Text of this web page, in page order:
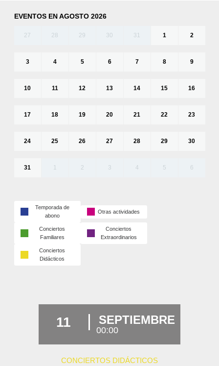
EVENTOS EN AGOSTO 2026
27 28 29 30 31 1 2
3 4 5 6 7 8 9
10 11 12 13 14 15 16
17 18 19 20 21 22 23
24 25 26 27 28 29 30
31 1 2 3 4 5 6
Temporada de
abono
Otras actividades
Conciertos
Familiares
Conciertos
Extraordinarios
Conciertos
Didácticos
11 SEPTIEMBRE
00:00
CONCIERTOS DIDÁCTICOS